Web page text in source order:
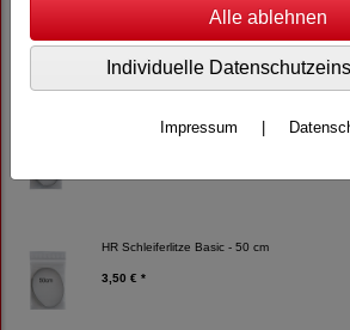
AGM Slot City Rennbahn 1:87 - GD-01 - BL
24,95 € *
HR Schleiferlitze Basic - 100 cm
HR Schleiferlitze Basic - 50 cm
3,50 € *
Individuelle
Impressum